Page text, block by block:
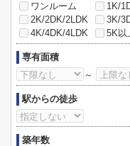
ワンルーム
1K/
2K/2DK/2LDK
3K/
4K/4DK/4LDK
5K以
専有面積
～
駅からの徒歩
築年数